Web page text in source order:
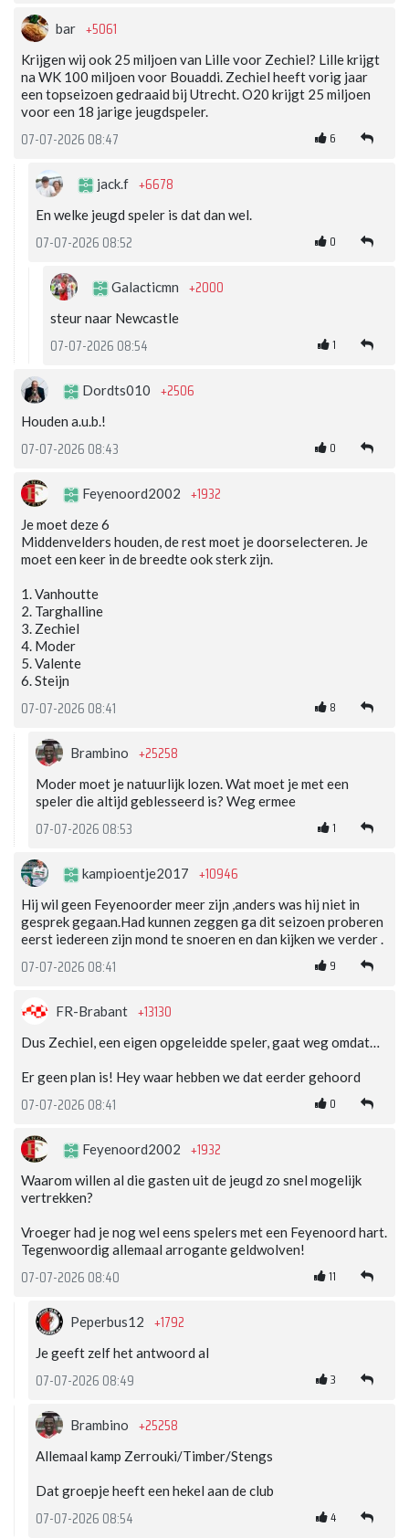
bar +5061
Krijgen wij ook 25 miljoen van Lille voor Zechiel? Lille krijgt
na WK 100 miljoen voor Bouaddi. Zechiel heeft vorig jaar
een topseizoen gedraaid bij Utrecht. O20 krijgt 25 miljoen
voor een 18 jarige jeugdspeler.
07-07-2026 08:47 6
jack.f +6678
En welke jeugd speler is dat dan wel.
07-07-2026 08:52 0
Galacticmn +2000
steur naar Newcastle
07-07-2026 08:54 1
Dordts010 +2506
Houden a.u.b.!
07-07-2026 08:43 0
Feyenoord2002 +1932
Je moet deze 6
Middenvelders houden, de rest moet je doorselecteren. Je
moet een keer in de breedte ook sterk zijn.
1. Vanhoutte
2. Targhalline
3. Zechiel
4. Moder
5. Valente
6. Steijn
07-07-2026 08:41 8
Brambino +25258
Moder moet je natuurlijk lozen. Wat moet je met een
speler die altijd geblesseerd is? Weg ermee
07-07-2026 08:53 1
kampioentje2017 +10946
Hij wil geen Feyenoorder meer zijn ,anders was hij niet in
gesprek gegaan.Had kunnen zeggen ga dit seizoen proberen
eerst iedereen zijn mond te snoeren en dan kijken we verder .
07-07-2026 08:41 9
FR-Brabant +13130
Dus Zechiel, een eigen opgeleidde speler, gaat weg omdat…
Er geen plan is! Hey waar hebben we dat eerder gehoord
07-07-2026 08:41 0
Feyenoord2002 +1932
Waarom willen al die gasten uit de jeugd zo snel mogelijk
vertrekken?
Vroeger had je nog wel eens spelers met een Feyenoord hart.
Tegenwoordig allemaal arrogante geldwolven!
07-07-2026 08:40 11
Peperbus12 +1792
Je geeft zelf het antwoord al
07-07-2026 08:49 3
Brambino +25258
Allemaal kamp Zerrouki/Timber/Stengs
Dat groepje heeft een hekel aan de club
07-07-2026 08:54 4